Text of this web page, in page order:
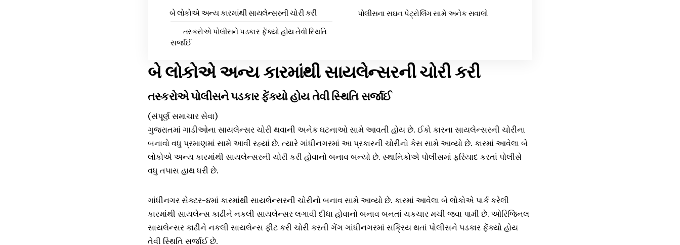
બે લોકોએ અન્ય કારમાંથી સાયલેન્સરની ચોરી કરી
તસ્કરોએ પોલીસને પડકાર ફેંક્યો હોય તેવી સ્થિતિ
સર્જાઈ
પોલીસના સઘન પેટ્રોલિંગ સામે અનેક સવાલો
બે લોકોએ અન્ય કારમાંથી સાયલેન્સરની ચોરી કરી
તસ્કરોએ પોલીસને પડકાર ફેંક્યો હોય તેવી સ્થિતિ સર્જાઈ
(સંપૂર્ણ સમાચાર સેવા)
ગુજરાતમાં ગાડીઓના સાયલેન્સર ચોરી થવાની અનેક ઘટનાઓ સામે આવતી હોય છે. ઈકો કારના સાયલેન્સરની ચોરીના
બનાવો વધુ પ્રમાણમાં સામે આવી રહ્યાં છે. ત્યારે ગાંધીનગરમાં આ પ્રકારની ચોરીનો કેસ સામે આવ્યો છે. કારમાં આવેલા બે
લોકોએ અન્ય કારમાંથી સાયલેન્સરની ચોરી કરી હોવાનો બનાવ બન્યો છે. સ્થાનિકોએ પોલીસમાં ફરિયાદ કરતાં પોલીસે
વધુ તપાસ હાથ ધરી છે.
ગાંધીનગર સેક્ટર-૪માં કારમાંથી સાયલેન્સરની ચોરીનો બનાવ સામે આવ્યો છે. કારમાં આવેલા બે લોકોએ પાર્ક કરેલી
કારમાંથી સાયલેન્સ કાઢીને નકલી સાયલેન્સર લગાવી દીધા હોવાનો બનાવ બનતાં ચકચાર મચી જવા પામી છે. ઓરિજિનલ
સાયલેન્સર કાઢીને નકલી સાયલેન્સ ફીટ કરી ચોરી કરતી ગેંગ ગાંધીનગરમાં સક્રિય થતાં પોલીસને પડકાર ફેંક્યો હોય
તેવી સ્થિતિ સર્જાઈ છે.